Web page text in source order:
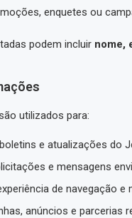
enquetes ou
podem incluir nome,
utilizados para:
e atualizações do
e mensagens
de navegação
anúncios e parcerias